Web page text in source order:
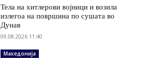
Тела на хитлерови војници и возила
излегоа на површина по сушата во
Дунав
09.08.2026 11:40
Македонија